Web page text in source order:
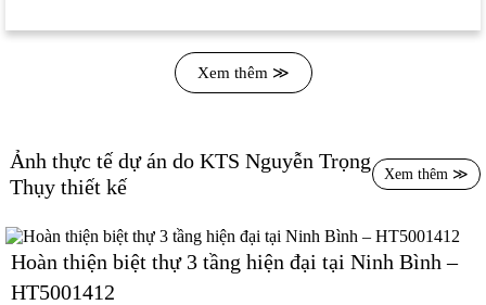
Xem thêm ≫
Nguyễn Trọng
Thụy
Xem thêm ≫
Hoàn thiện biệt thự 3 tầng hiện đại tại Ninh Bình –
HT5001412